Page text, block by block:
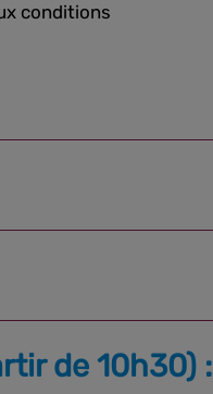
conditions
de 10h30) :